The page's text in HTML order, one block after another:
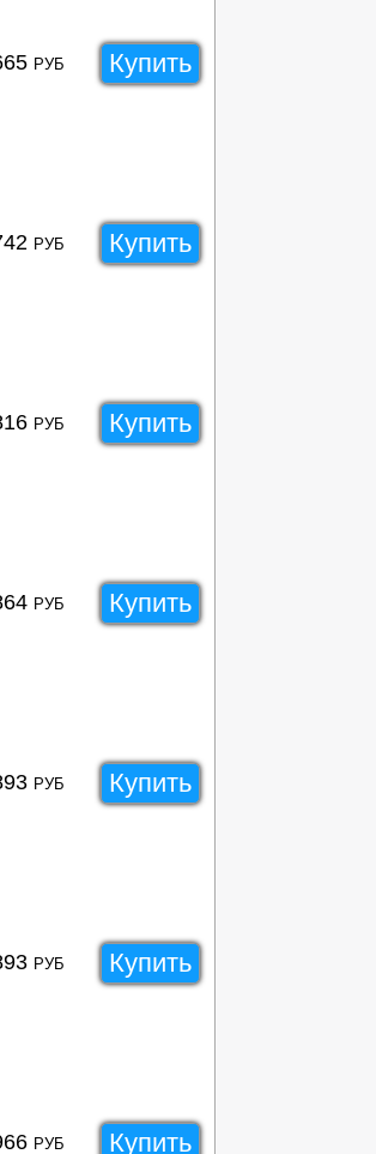
РУБ Купить
РУБ Купить
РУБ Купить
РУБ Купить
РУБ Купить
РУБ Купить
РУБ Купить